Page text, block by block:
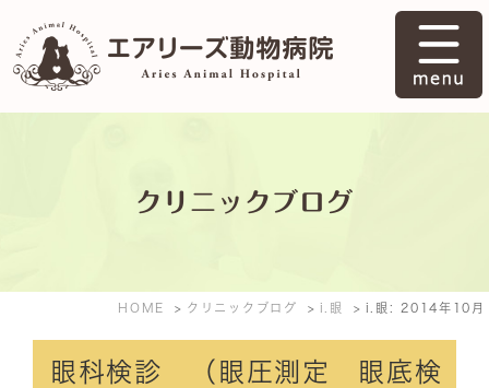
クリニックブログ
HOME クリニックブログ i.眼 i.眼: 2014年10月
眼科検診 （眼圧測定 眼底検